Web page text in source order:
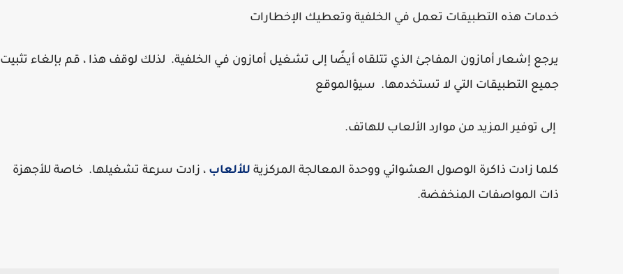
خدمات هذه التطبيقات تعمل في الخلفية وتعطيك الإخطارات
يرجع إشعار أمازون المفاجئ الذي تتلقاه أيضًا إلى تشغيل أمازون في الخلفية. لذلك لوقف هذا ، قم بإلغاء تثبيت
جميع التطبيقات التي لا تستخدمها. سيؤالموقع
إلى توفير المزيد من موارد الألعاب للهاتف.
كلما زادت ذاكرة الوصول العشوائي ووحدة المعالجة المركزية للألعاب ، زادت سرعة تشغيلها. خاصة للأجهزة
ذات المواصفات المنخفضة.